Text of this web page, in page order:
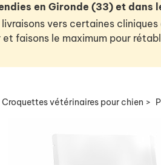
en Gironde (33) et dans
livraisons vers certaines
et faisons le maximum pour
Croquettes vétérinaires pour chien >